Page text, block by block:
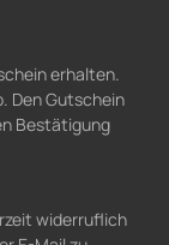
erhalten.
Den Gutschein
Bestätigung
widerruflich